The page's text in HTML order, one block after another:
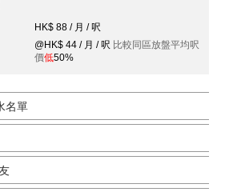
HK$ 88 / 月 / 呎
@HK$ 44 / 月 / 呎 比較同區放盤平均呎
價低50%
名單